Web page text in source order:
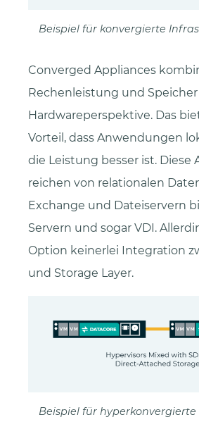
Beispiel für konvergierte
Converged Appliances
Rechenleistung und Speicher
Hardwareperspektive. Das
Vorteil, dass Anwendungen
die Leistung besser ist. Diese
reichen von relationalen
Exchange und Dateiservern
Servern und sogar VDI.
Option keinerlei Integration
und Storage Layer.
Beispiel für